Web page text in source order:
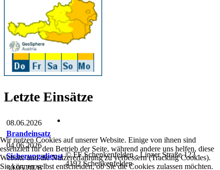
Letzte Einsätze
08.06.2026
Brandeinsatz
04.06.2026
Sicherungsdienst
30.05.2026
© FF Schenkenfelden - Linzer Straße 122 -
4192 Schenkenfelden
Wir nutzen Cookies auf unserer Website. Einige von ihnen sind
essenziell für den Betrieb der Seite, während andere uns helfen, diese
Website und die Nutzererfahrung zu verbessern (Tracking Cookies).
Sie können selbst entscheiden, ob Sie die Cookies zulassen möchten.